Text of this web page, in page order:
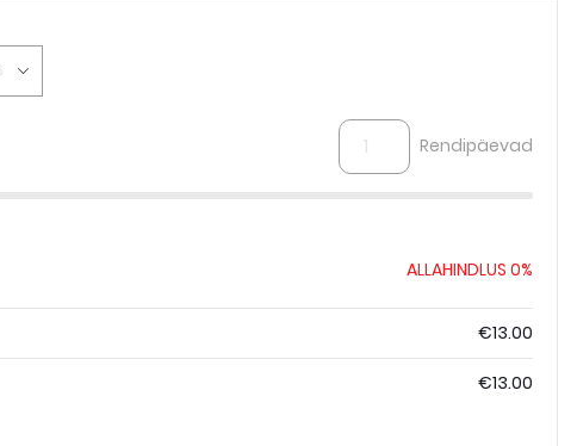
Rendipäevad
ALLAHINDLUS 0%
€13.00
€13.00